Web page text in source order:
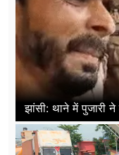
झांसी: थाने में पुजारी